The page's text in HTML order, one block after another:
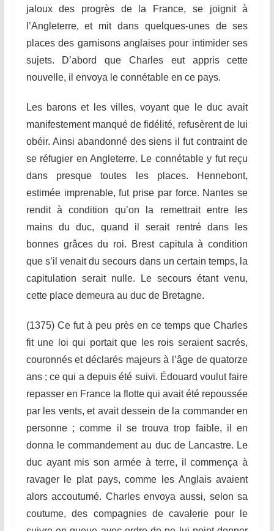
jaloux des progrès de la France, se joignit à
l’Angleterre, et mit dans quelques-unes de ses
places des garnisons anglaises pour intimider ses
sujets. D’abord que Charles eut appris cette
nouvelle, il envoya le connétable en ce pays.
Les barons et les villes, voyant que le duc avait
manifestement manqué de fidélité, refusèrent de lui
obéir. Ainsi abandonné des siens ilfut contraint de
se réfugier en Angleterre. Le connétable y fut reçu
dans presque toutes les places. Hennebont,
estimée imprenable, fut prise par force. Nantes se
rendit à condition qu’on la remettrait entre les
mains du duc, quand il serait rentré dans les
bonnes grâces du roi. Brest capitula à condition
que s’il venait du secours dans un certain temps, la
capitulation serait nulle. Le secours étant venu,
cette place demeura au duc de Bretagne.
(1375) Ce fut à peu près en ce temps que Charles
fit une loi qui portait que les rois seraient sacrés,
couronnés et déclarés majeurs à l’âge de quatorze
ans ; ce qui a depuis été suivi. Édouard voulut faire
repasser en France la flotte qui avait été repoussée
par les vents, et avait dessein de la commanderen
personne ; comme il se trouva trop faible, il en
donna le commandement au duc de Lancastre. Le
duc ayant mis sonarmée à terre, il commença à
ravager le platpays, comme les Anglais avaient
alors accoutumé. Charles envoya aussi, selon sa
coutume, des compagnies de cavalerie pour le